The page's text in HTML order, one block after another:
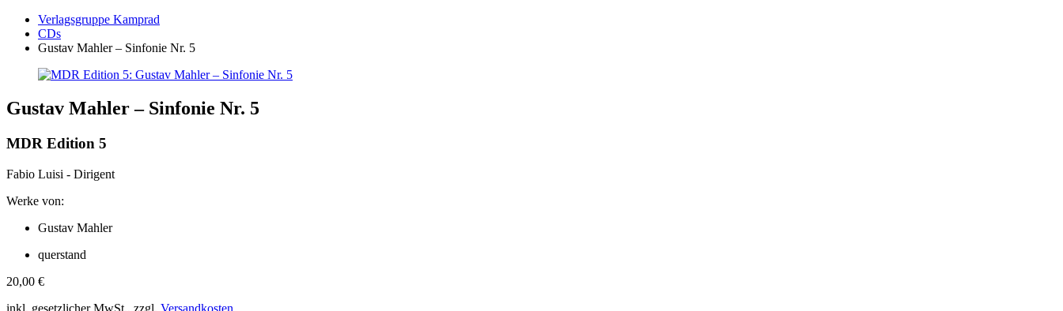
Verlagsgruppe Kamprad
CDs
Gustav Mahler – Sinfonie Nr. 5
Gustav Mahler – Sinfonie Nr. 5
MDR Edition 5
Fabio Luisi - Dirigent
Werke von:
Gustav Mahler
querstand
20,00 €
inkl. gesetzlicher MwSt., zzgl. Versandkosten